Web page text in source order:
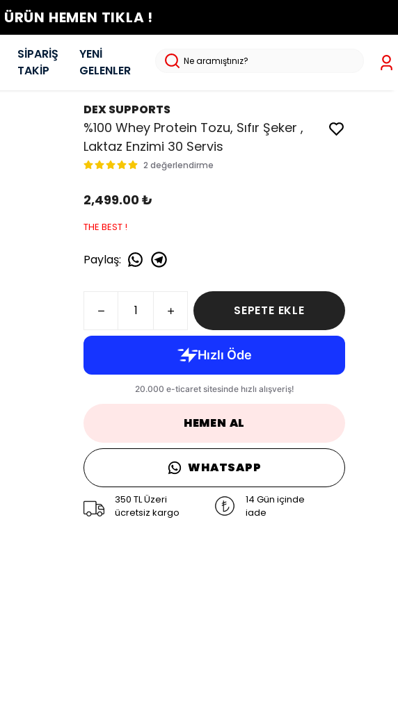
HEMEN TIKLA !
SİPARİŞ
TAKİP
YENİ
GELENLER
DEX SUPPORTS
%100 Whey Protein Tozu, Sıfır Şeker ,
Laktaz Enzimi 30 Servis
2 değerlendirme
2,499.00 ₺
THE BEST !
Paylaş:
SEPETE EKLE
HEMEN AL
WHATSAPP
350 TL Üzeri
ücretsiz kargo
14 Gün içinde
iade